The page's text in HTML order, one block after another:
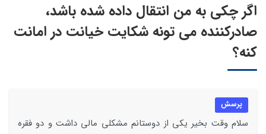
اگر چکی به من انتقال داده شده باشد،
صادرکننده می تونه شکایت خیانت در امانت
کنه؟
پرسش
سلام وقت بخیر یکی از دوستانم مشکلی مالی داشت و دو فقره